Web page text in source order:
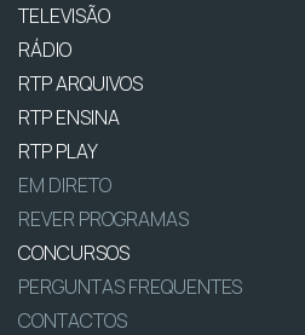
TELEVISÃO
RÁDIO
RTP ARQUIVOS
RTP ENSINA
RTP PLAY
EM DIRETO
REVER PROGRAMAS
CONCURSOS
PERGUNTAS FREQUENTES
CONTACTOS